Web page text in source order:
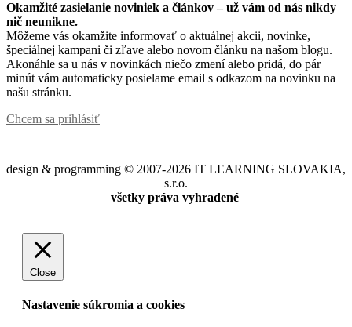
Okamžité zasielanie noviniek a článkov – už vám od nás nikdy
nič neunikne.
Môžeme vás okamžite informovať o aktuálnej akcii, novinke,
špeciálnej kampani či zľave alebo novom článku na našom blogu.
Akonáhle sa u nás v novinkách niečo zmení alebo pridá, do pár
minút vám automaticky posielame email s odkazom na novinku na
našu stránku.
Chcem sa prihlásiť
design & programming © 2007-2026 IT LEARNING SLOVAKIA,
s.r.o.
všetky práva vyhradené
Close
Nastavenie súkromia a cookies